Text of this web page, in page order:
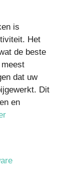
is
Het
de beste
dat uw
Dit
en